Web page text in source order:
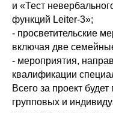
и «Тест
функций Leiter-3»;
- просветительские
включая две
- мероприятия,
квалификации
Всего за проект
групповых и